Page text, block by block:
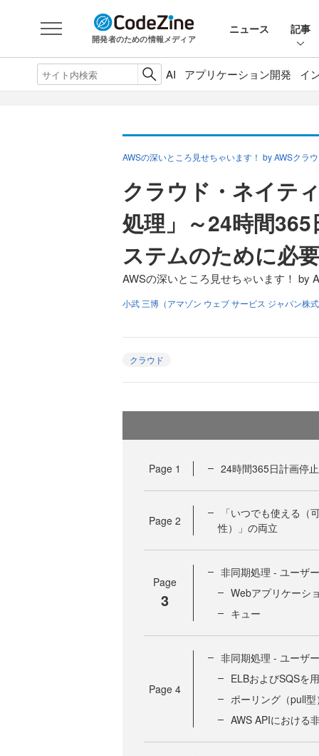
開発者のための情報メディア
ニュース 記事
AI アプリケーション開発 イ
AWSの深いところ見せちゃいます！ by AWSクラ
クラウド・ネイテ
処理」～24時間
ステムのために必
AWSの深いところ見せちゃいます！
小武 三博（アマゾン ウェブ サービス ジャパン株
クラウド
Page 1 24時間365日計画停
Page 2
「いつでも使える（
性）」の両立
Page
3
非同期処理 - ユーザ
Webアプリケーシ
キュー
Page 4
非同期処理 - ユーザ
ELBおよびSQSを
ポーリング（pull
AWS APIにおける